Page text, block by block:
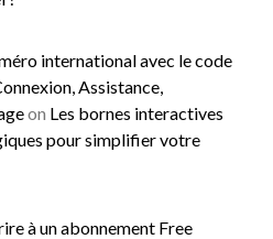
international avec le code
Assistance,
on Les bornes interactives
pour simplifier votre
à un abonnement Free